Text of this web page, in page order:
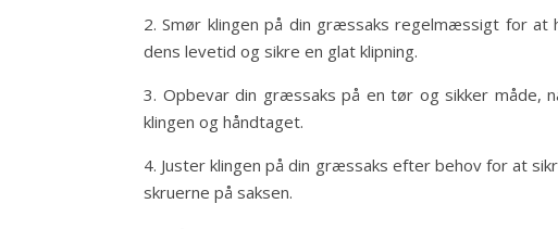
2. Smør klingen på din græssaks regelmæssigt for
dens levetid og sikre en glat klipning.
3. Opbevar din græssaks på en tør og sikker måde,
klingen og håndtaget.
4. Juster klingen på din græssaks efter behov for at
skruerne på saksen.